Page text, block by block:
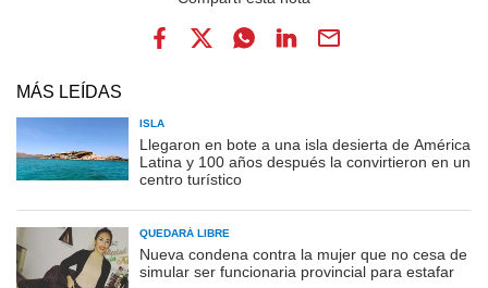
MÁS LEÍDAS
ISLA
Llegaron en bote a una isla desierta de América
Latina y 100 años después la convirtieron en un
centro turístico
QUEDARÁ LIBRE
Nueva condena contra la mujer que no cesa de
simular ser funcionaria provincial para estafar